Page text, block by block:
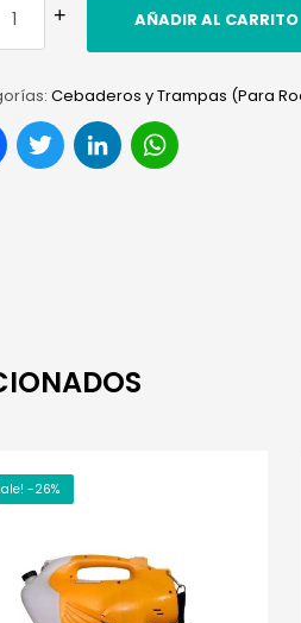
AÑADIR AL CARRITO
Cebaderos y Trampas (Para
Facebook
TwitterLinkedIn
-26%